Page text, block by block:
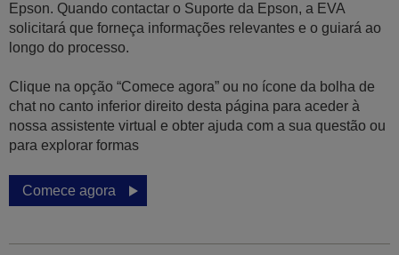
Epson. Quando contactar o Suporte da Epson, a EVA
solicitará que forneça informações relevantes e o guiará ao
longo do processo.
Clique na opção “Comece agora” ou no ícone da bolha de
chat no canto inferior direito desta página para aceder à
nossa assistente virtual e obter ajuda com a sua questão ou
para explorar formas
Comece agora